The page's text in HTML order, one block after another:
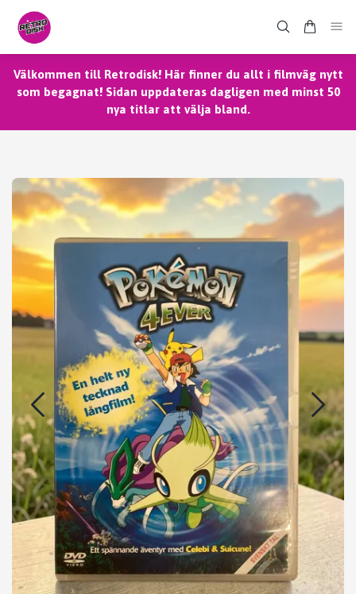
Välkommen till Retrodisk! Här finner du allt i filmväg nytt
som begagnat! Sidan uppdateras dagligen med minst 50
nya titlar att välja bland.